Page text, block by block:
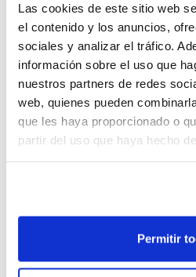
Las cookies de este sitio web
el contenido y los anuncios,
sociales y analizar el tráfico.
información sobre el uso que
nuestros partners de redes
web, quienes pueden
que les haya proporcionado o
partir del uso que haya hecho
Permitir
Los dos equipos
este domingo después